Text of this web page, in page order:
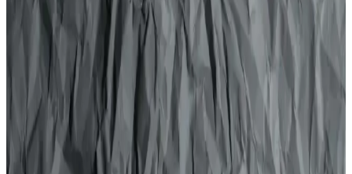
Bonhair Waxy Gum 700 ml, hafif tutucu yapısıyla saçlara parlaklık
ve doğal görünüm kazandırır, uzun süre kalıcılık sağlar, ekonomik
ve kullanımı kolaydır.
Hobby Keyonline Çocuk Jöle Kıvırcık ve Hobby
Tüp Jöle Kıvır Kıvır Karşılaştırması
İki popüler Hobby jöle ürününün özellikleri, kullanıcı yorumları ve
kullanım avantajları karşılaştırmasıyla, en uygun saç şekillendirme
ürününü seçmenize yardımcı oluyor.